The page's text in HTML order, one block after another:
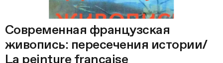
Современная французская
живопись: пересечения истории/
La peinture francaise